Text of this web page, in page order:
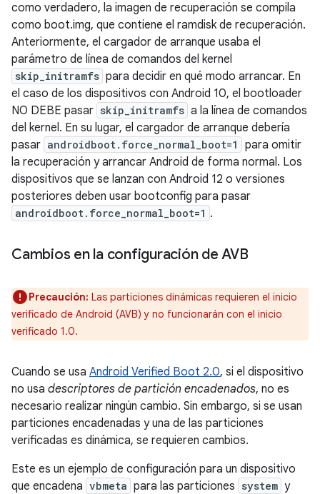
como verdadero, la imagen de recuperación se compila
como boot.img, que contiene el ramdisk de recuperación.
Anteriormente, el cargador de arranque usaba el
parámetro de línea de comandos del kernel
skip_initramfs para decidir en qué modo arrancar. En
el caso de los dispositivos con Android 10, el bootloader
NO DEBE pasar skip_initramfs a la línea de comandos
del kernel. En su lugar, el cargador de arranque debería
pasar androidboot.force_normal_boot=1
para omitir
la recuperación y arrancar Android de forma normal. Los
dispositivos que se lanzan con Android 12 o versiones
posteriores deben usar bootconfig para pasar
androidboot.force_normal_boot=1 .
Cambios en la configuración de AVB
Precaución: Las particiones dinámicas requieren el inicio
verificado de Android (AVB) y no funcionarán con el inicio
verificado 1.0.
Cuando se usa Android Verified Boot 2.0, si el dispositivo
no usa descriptores de partición encadenados, no es
necesario realizar ningún cambio. Sin embargo, si se usan
particiones encadenadas y una de las particiones
verificadas es dinámica, se requieren cambios.
Este es un ejemplo de configuración para un dispositivo
que encadena vbmeta para las particiones system y